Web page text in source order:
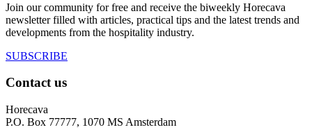
Join our community for free and receive the biweekly Horecava
newsletter filled with articles, practical tips and the latest trends and
developments from the hospitality industry.
SUBSCRIBE
Contact us
Horecava
P.O. Box 77777, 1070 MS Amsterdam